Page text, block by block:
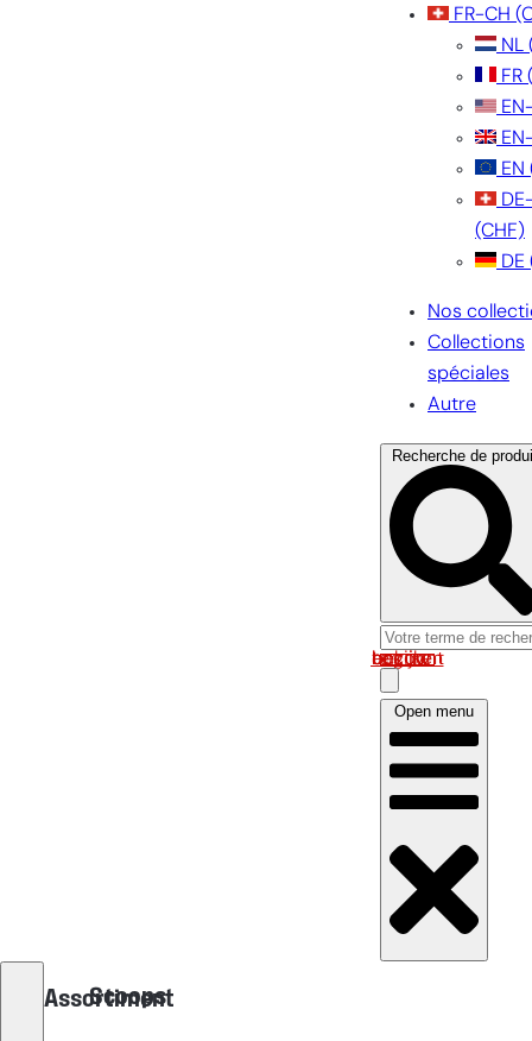
FR-CH
NL
FR
EN
(CHF)
DE
Nos
Collections
spéciales
Autre
Recherche de
Log in om uw account te bekijken
Open menu
Assortiment
Scoops